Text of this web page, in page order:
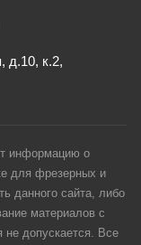
д.10, к.2,
информацию о
для фрезерных и
данного сайта, либо
материалов с
не допускается. Все